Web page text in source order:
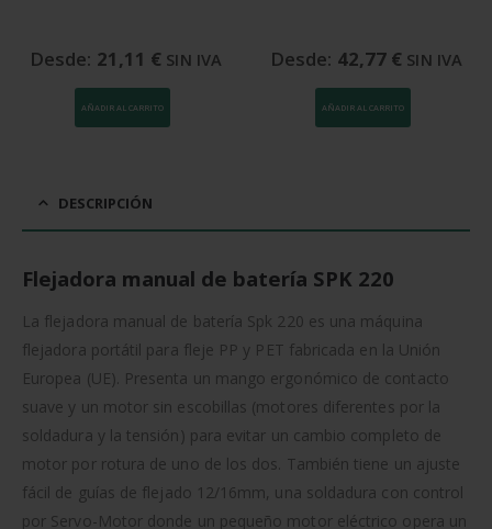
Desde: 21,11 € SIN IVA
AÑADIR AL CARRITO
Desde: 42,77 € SIN IVA
AÑADIR AL CARRITO
DESCRIPCIÓN
Flejadora manual de batería SPK 220
La flejadora manual de batería Spk 220 es una máquina
flejadora portátil para fleje PP y PET fabricada en la Unión
Europea (UE). Presenta un mango ergonómico de contacto
suave y un motor sin escobillas (motores diferentes por la
soldadura y la tensión) para evitar un cambio completo de
motor por rotura de uno de los dos. También tiene un ajuste
fácil de guías de flejado 12/16mm, una soldadura con control
por Servo-Motor donde un pequeño motor eléctrico opera un